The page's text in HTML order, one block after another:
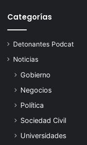
Categorías
Detonantes Podcat
Noticias
Gobierno
Negocios
Política
Sociedad Civil
Universidades